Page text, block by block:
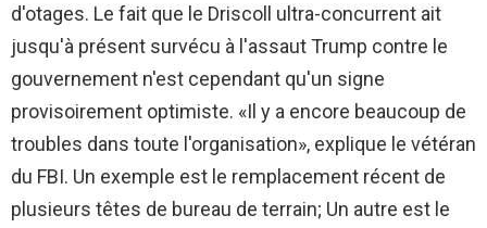
d'otages. Le fait que le Driscoll ultra-concurrent ait
jusqu'à présent survécu à l'assaut Trump contre le
gouvernement n'est cependant qu'un signe
provisoirement optimiste. «Il y a encore beaucoup de
troubles dans toute l'organisation», explique le vétéran
du FBI. Un exemple est le remplacement récent de
plusieurs têtes de bureau de terrain; Un autre est le